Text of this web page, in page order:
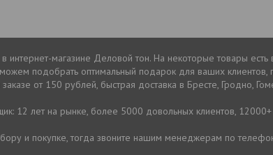
магазине Деловой тон. На некоторые товары
подобрать оптимальный подарок для ваших
от 150 рублей, быстрая доставка в Бресте, Гродно,
12 лет на рынке, более 5000 довольных клиентов, 12000+
и покупке, тогда звоните нашим менеджерам по